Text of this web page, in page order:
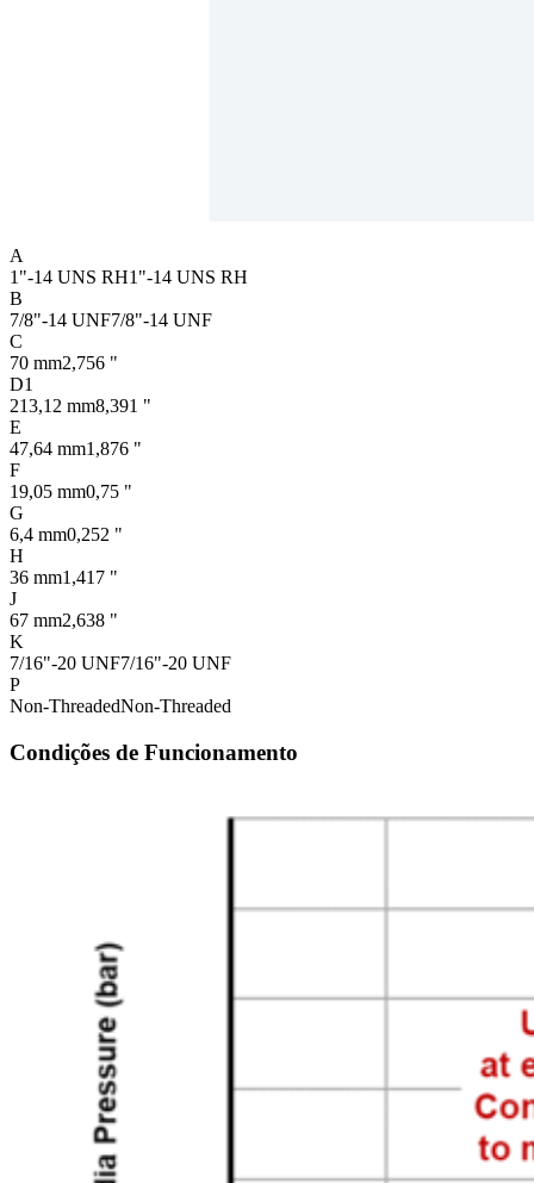
A
1"-14 UNS RH1"-14 UNS RH
B
7/8"-14 UNF7/8"-14 UNF
C
70 mm2,756 "
D1
213,12 mm8,391 "
E
47,64 mm1,876 "
F
19,05 mm0,75 "
G
6,4 mm0,252 "
H
36 mm1,417 "
J
67 mm2,638 "
K
7/16"-20 UNF7/16"-20 UNF
P
Non-ThreadedNon-Threaded
Condições de Funcionamento